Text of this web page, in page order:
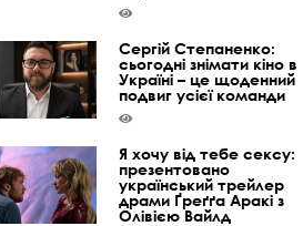
Сергій Степаненко:
сьогодні знімати кіно в
Україні – це щоденний
подвиг усієї команди
Я хочу від тебе сексу:
презентовано
український трейлер
драми Ґреґґа Аракі з
Олівією Вайлд